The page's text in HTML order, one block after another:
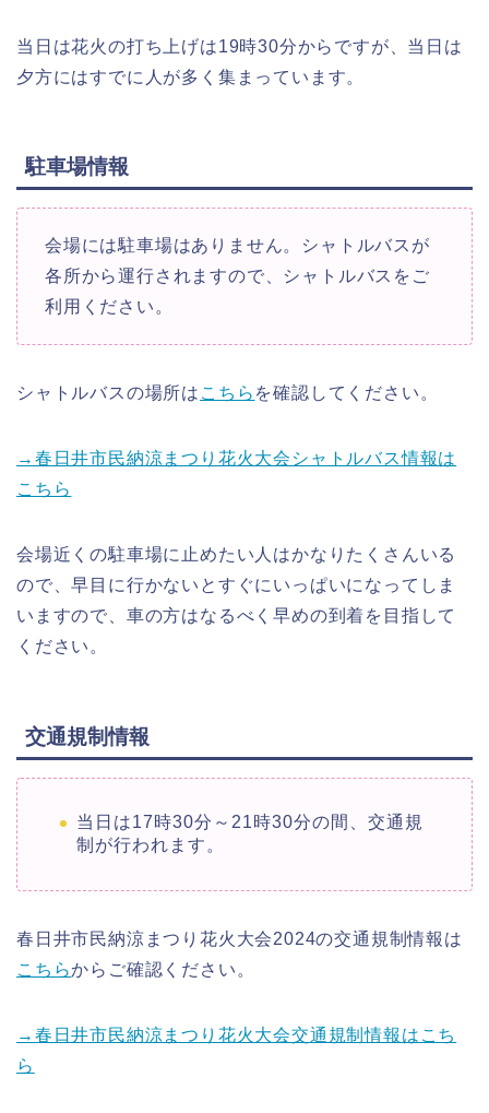
当日は花火の打ち上げは19時30分からですが、当日は
夕方にはすでに人が多く集まっています。
駐車場情報
会場には駐車場はありません。シャトルバスが
各所から運行されますので、シャトルバスをご
利用ください。
シャトルバスの場所は こちら を確認してください。
→春日井市民納涼まつり花火大会シャトルバス情報は
こちら
会場近くの駐車場に止めたい人はかなりたくさんいる
ので、早目に行かないとすぐにいっぱいになってしま
いますので、車の方はなるべく早めの到着を目指して
ください。
交通規制情報
当日は17時30分～21時30分の間、交通規
制が行われます。
春日井市民納涼まつり花火大会2024の交通規制情報は
こちらからご確認ください。
→春日井市民納涼まつり花火大会交通規制情報はこち
ら